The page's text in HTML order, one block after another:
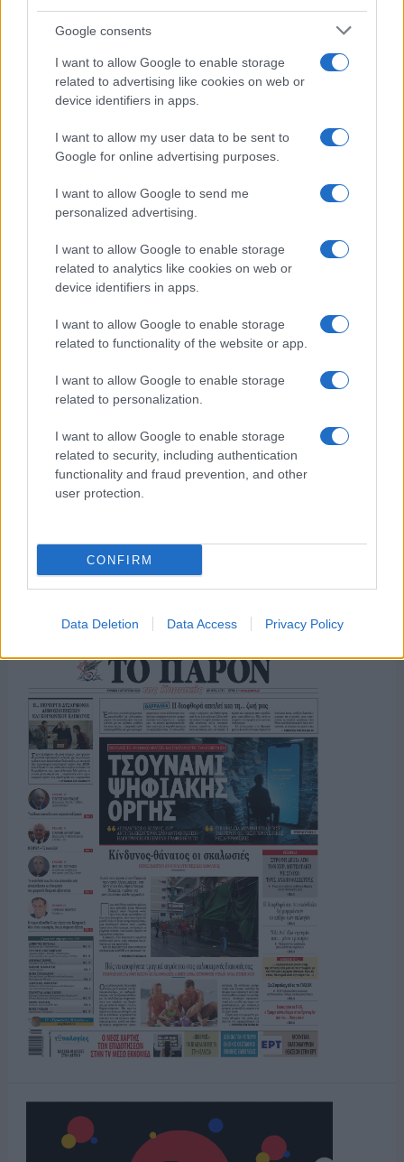
Google consents
I want to allow Google to enable storage
related to advertising like cookies on web or
device identifiers in apps.
I want to allow my user data to be sent to
Google for online advertising purposes.
I want to allow Google to send me
personalized advertising.
I want to allow Google to enable storage
related to analytics like cookies on web or
device identifiers in apps.
I want to allow Google to enable storage
related to functionality of the website or app.
I want to allow Google to enable storage
related to personalization.
I want to allow Google to enable storage
related to security, including authentication
functionality and fraud prevention, and other
user protection.
CONFIRM
Data Deletion Data Access Privacy Policy
της Ζωής μας
το ελληνικό καλοκαίρι και ένας
πολιτισμός που μας ενώνει κάθε μέρα.
ΟΣΑ ΧΡΕΙΑΖΕΣΑΙ
ΓΙΑ ΤΟ ΚΑΛΟΚΑΙΡΙ ΣΟΥ →
ΤΟ ΠΑΡΟΝ ΤΗΣ ΚΥΡΙΑΚΗΣ